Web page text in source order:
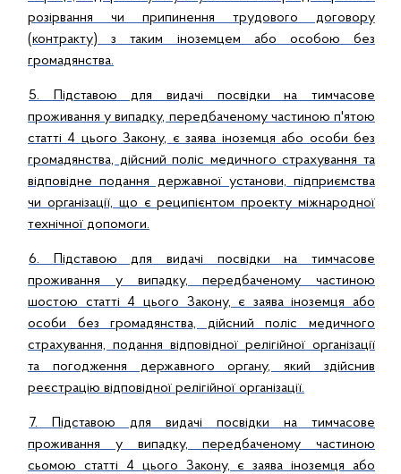
розірвання чи припинення трудового договору
(контракту) з таким іноземцем або особою без
громадянства.
5. Підставою для видачі посвідки на тимчасове
проживання у випадку, передбаченому частиною п'ятою
статті 4 цього Закону, є заява іноземця або особи без
громадянства, дійсний поліс медичного страхування та
відповідне подання державної установи, підприємства
чи організації, що є реципієнтом проекту міжнародної
технічної допомоги.
6. Підставою для видачі посвідки на тимчасове
проживання у випадку, передбаченому частиною
шостою статті 4 цього Закону, є заява іноземця або
особи без громадянства, дійсний поліс медичного
страхування, подання відповідної релігійної організації
та погодження державного органу, який здійснив
реєстрацію відповідної релігійної організації.
7. Підставою для видачі посвідки на тимчасове
проживання у випадку, передбаченому частиною
сьомою статті 4 цього Закону, є заява іноземця або